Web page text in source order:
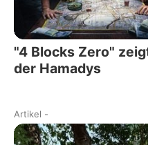
"4 Blocks Zero"
der Hamadys
Artikel -